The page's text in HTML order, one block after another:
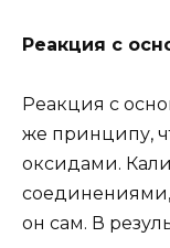
Реакция с
Реакция с
же принципу,
оксидами.
соединениями,
он сам. В